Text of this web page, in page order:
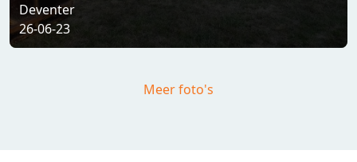
Deventer
26-06-23
Meer foto's